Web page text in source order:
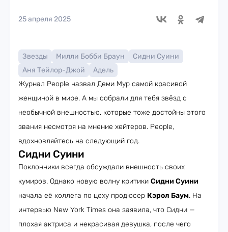
25 апреля 2025
Звезды Милли Бобби Браун
Сидни Суини
Аня Тейлор-Джой
Адель
Журнал People назвал Деми Мур самой красивой
женщиной в мире. А мы собрали для тебя звёзд с
необычной внешностью, которые тоже достойны этого
звания несмотря на мнение хейтеров. People,
вдохновляйтесь на следующий год.
Сидни Суини
Поклонники всегда обсуждали внешность своих
кумиров. Однако новую волну критики Сидни Суини
начала её коллега по цеху продюсер Кэрол Баум. На
интервью New York Times она заявила, что Сидни —
плохая актриса и некрасивая девушка, после чего